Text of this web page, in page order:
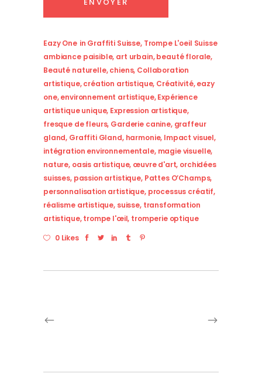
Eazy One in Graffiti Suisse, Trompe L'oeil Suisse
ambiance paisible, art urbain,beauté florale,
Beauté naturelle,chiens, Collaboration
artistique,création artistique, Créativité,eazy
one,environnement artistique,Expérience
artistique unique, Expression artistique,
fresque de fleurs, Garderie canine, graffeur
gland, Graffiti Gland, harmonie, Impact visuel,
intégration environnementale, magie visuelle,
nature, oasis artistique, œuvre d'art, orchidées
suisses, passion artistique, Pattes O’Champs,
personnalisation artistique, processus créatif,
réalisme artistique, suisse, transformation
artistique,trompe l'œil, tromperie optique
0 Likes